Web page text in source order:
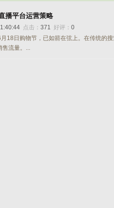
播平台运营策略
点击： 371 好评： 0
18日购物节，已如箭在弦上。在传统的
售流量。...